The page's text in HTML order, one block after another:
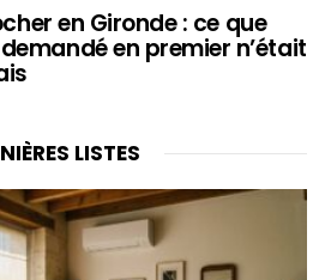
en Gironde : ce que
en premier n’était
LISTES